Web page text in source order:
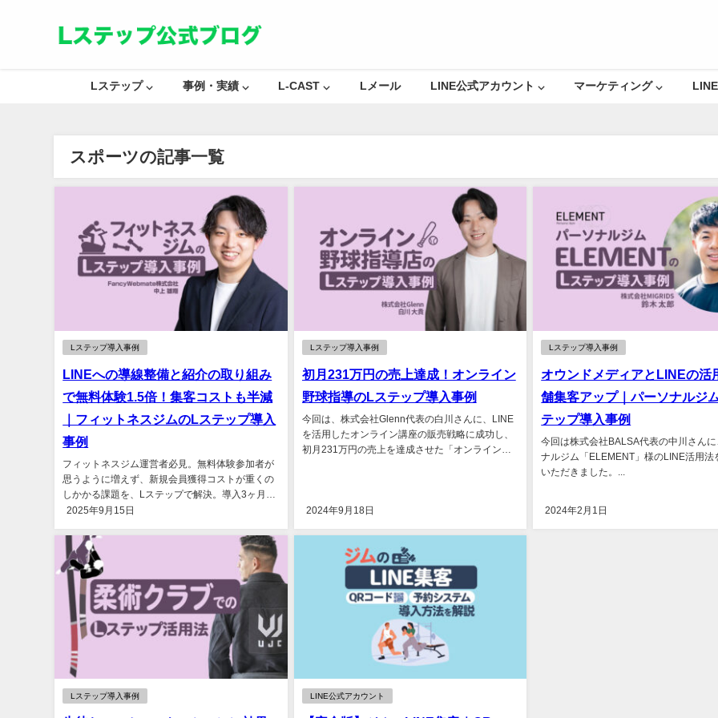
Lステップ ⌵ 事例・実績 ⌵ L-CAST ⌵ Lメール LINE公式アカウント ⌵ マーケティング ⌵ LINE
スポーツの記事一覧
Lステップ導入事例
LINEへの導線整備と紹介の取り組み
で無料体験1.5倍！集客コストも半減
｜フィットネスジムのLステップ導入
事例
フィットネスジム運営者必見。無料体験参加者が
思うように増えず、新規会員獲得コストが重くの
しかかる課題を、Lステップで解決。導入3ヶ月で
参加者1.5倍、集客コスト...
2025年9月15日
Lステップ導入事例
初月231万円の売上達成！オンライン
野球指導のLステップ導入事例
今回は、株式会社Glenn代表の白川さんに、LINE
を活用したオンライン講座の販売戦略に成功し、
初月231万円の売上を達成させた「オンライン野
2024年9月18日
Lステップ導入事例
オウンドメディアとLINEの活
舗集客アップ｜パーソナルジ
テップ導入事例
今回は株式会社BALSA代表の中川さん
ナルジム「ELEMENT」様のLINE活用法
いただきました。...
2024年2月1日
Lステップ導入事例 LINE公式アカウント